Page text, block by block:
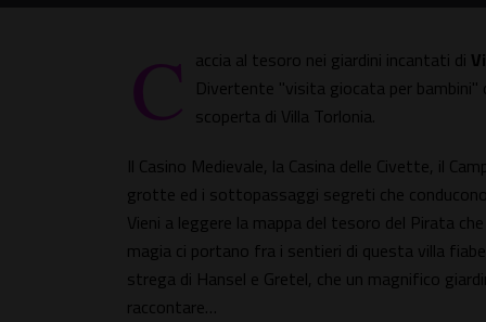
C accia al tesoro nei giardini incantati di
Divertente "visita giocata per bambini"
scoperta di Villa Torlonia.
Il Casino Medievale, la Casina delle Civette, il
grotte ed i sottopassaggi segreti che
Vieni a leggere la mappa del tesoro del Pirata
magia ci portano fra i sentieri di questa villa
strega di Hansel e Gretel, che un magnifico
raccontare…